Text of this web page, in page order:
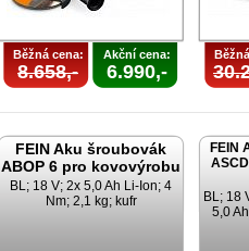
Běžná cena:
8.658,-
Akční cena:
6.990,-
FEIN Aku šroubovák
ABOP 6 pro kovovýrobu
BL; 18 V; 2x 5,0 Ah Li-Ion; 4
Nm; 2,1 kg; kufr
FEIN
BL; 18
5,0